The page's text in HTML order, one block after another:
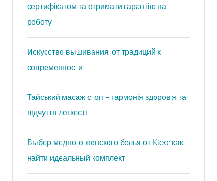
сертифікатом та отримати гарантію на
роботу
Искусство вышивания: от традиций к
современности
Тайський масаж стоп – гармонія здоров’я та
відчуття легкості
Выбор модного женского белья от Kleo: как
найти идеальный комплект